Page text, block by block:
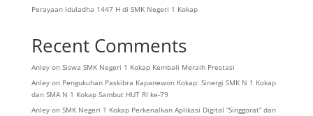
Perayaan Iduladha 1447 H di SMK Negeri 1 Kokap
Recent Comments
Anleyon Siswa SMK Negeri 1 Kokap Kembali Meraih Prestasi
Anleyon Pengukuhan Paskibra Kapanewon Kokap: Sinergi SMK N 1 Kokap
dan SMA N 1 Kokap Sambut HUT RI ke-79
Anleyon SMK Negeri 1 Kokap Perkenalkan Aplikasi Digital “Singgorat” dan